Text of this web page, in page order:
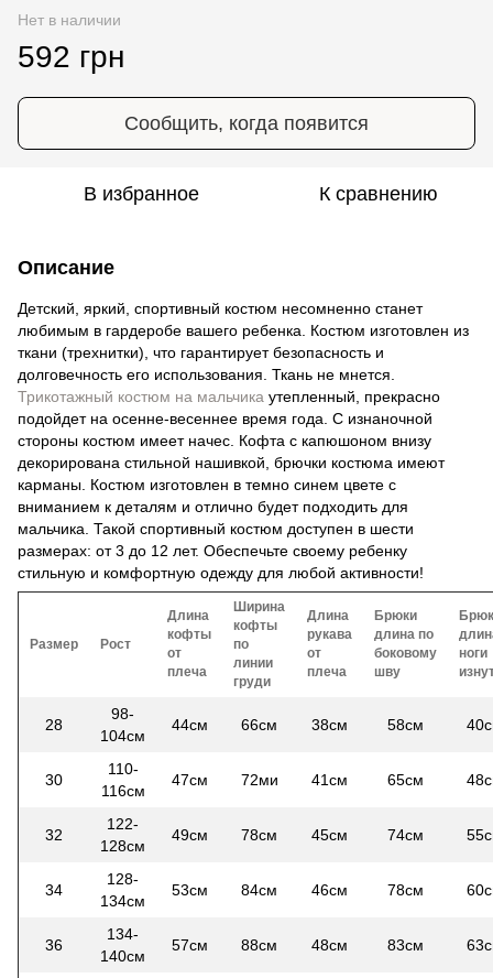
Нет в наличии
592 грн
Сообщить, когда появится
В избранное К сравнению
Описание
Детский, яркий, спортивный костюм несомненно станет
любимым в гардеробе вашего ребенка. Костюм изготовлен из
ткани (трехнитки), что гарантирует безопасность и
долговечность его использования. Ткань не мнется.
Трикотажный костюм на мальчика утепленный, прекрасно
подойдет на осенне-весеннее время года. С изнаночной
стороны костюм имеет начес. Кофта с капюшоном внизу
декорирована стильной нашивкой, брючки костюма имеют
карманы. Костюм изготовлен в темно синем цвете с
вниманием к деталям и отлично будет подходить для
мальчика. Такой спортивный костюм доступен в шести
размерах: от 3 до 12 лет. Обеспечьте своему ребенку
стильную и комфортную одежду для любой активности!
Размер Рост
Длина
кофты
от
плеча
Ширина
кофты
по
линии
груди
Длина
рукава
от
плеча
Брюки
длина по
боковому
шву
ноги
28
98-
104см
44см 66см 38см 58см
30
110-
116см
47см 72ми 41см 65см
32
122-
128см
49см 78см 45см 74см
34
128-
134см
53см 84см 46см 78см
36
134-
140см
57см 88см 48см 83см